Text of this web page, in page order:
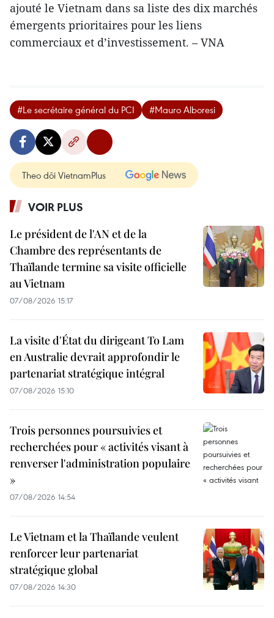
ajouté le Vietnam dans sa liste des dix marchés
émergents prioritaires pour les liens
commerciaux et d’investissement. – VNA
#Le secrétaire général du PCI #Mauro Alboresi
Theo dõi VietnamPlus
VOIR PLUS
Le président de l'AN et de la
Chambre des représentants de
Thaïlande termine sa visite officielle
au Vietnam
07/08/2026 15:17
La visite d'État du dirigeant To Lam
en Australie devrait approfondir le
partenariat stratégique intégral
07/08/2026 15:10
Trois personnes poursuivies et
recherchées pour « activités visant à
renverser l'administration populaire
»
07/08/2026 14:54
Le Vietnam et la Thaïlande veulent
renforcer leur partenariat
stratégique global
07/08/2026 14:30